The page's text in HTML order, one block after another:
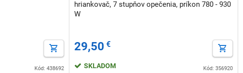
Kód: 438692
hriankovač, 7 stupňov opečenia, príkon 780 - 930
W
29,50 €
Kód: 356920
SKLADOM